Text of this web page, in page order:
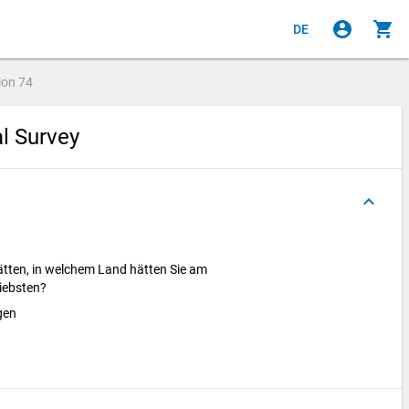
DE account_circle shopping_cart
74
Survey
keyboard_arrow_up
in welchem Land hätten Sie am